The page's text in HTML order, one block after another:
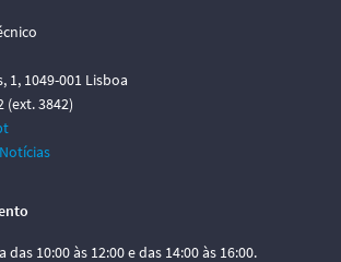
1, 1049-001 Lisboa
(ext. 3842)
10:00 às 12:00 e das 14:00 às 16:00.